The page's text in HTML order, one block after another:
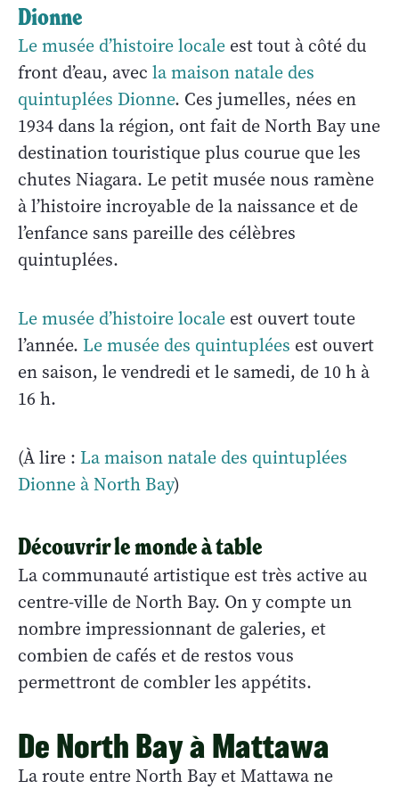
Dionne
Le musée d’histoire locale est tout à côté du
front d’eau, avec la maison natale des
quintuplées Dionne. Ces jumelles, nées en
1934 dans la région, ont fait de North Bay une
destination touristique plus courue que les
chutes Niagara. Le petit musée nous ramène
à l’histoire incroyable de la naissance et de
l’enfance sans pareille des célèbres
quintuplées.
Le musée d’histoire locale est ouvert toute
l’année. Le musée des quintuplées est ouvert
en saison, le vendredi et le samedi, de 10 h à
16 h.
(À lire : La maison natale des quintuplées
Dionne à North Bay)
Découvrir le monde à table
La communauté artistique est très active au
centre-ville de North Bay. On y compte un
nombre impressionnant de galeries, et
combien de cafés et de restos vous
permettront de combler les appétits.
De North Bay à Mattawa
La route entre North Bay et Mattawa ne